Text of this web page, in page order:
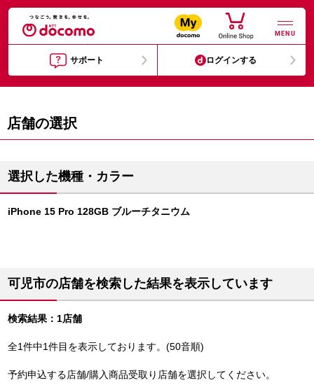
MENU
サポート ログインする
店舗の選択
選択した機種・カラー
iPhone 15 Pro 128GB ブルーチタニウム
可児市の店舗を検索した結果を表示しています
検索結果：1店舗
全1件中1件目を表示しております。(50音順)
予約申込する店舗/購入商品受取り店舗を選択してください。